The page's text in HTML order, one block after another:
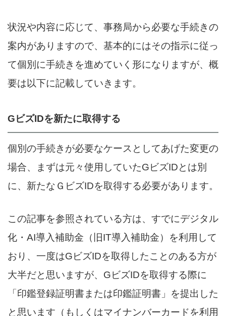
状況や内容に応じて、事務局から必要な手続きの
案内がありますので、基本的にはその指示に従っ
て個別に手続きを進めていく形になりますが、概
要は以下に記載していきます。
GビズIDを新たに取得する
個別の手続きが必要なケースとしてあげた変更の
場合、まずは元々使用していたGビズIDとは別
に、新たなＧビズIDを取得する必要があります。
この記事を参照されている方は、すでにデジタル
化・AI導入補助金（旧IT導入補助金）を利用して
おり、一度はGビズIDを取得したことのある方が
大半だと思いますが、GビズIDを取得する際に
「印鑑登録証明書または印鑑証明書」を提出した
と思います（もしくはマイナンバーカードを利用